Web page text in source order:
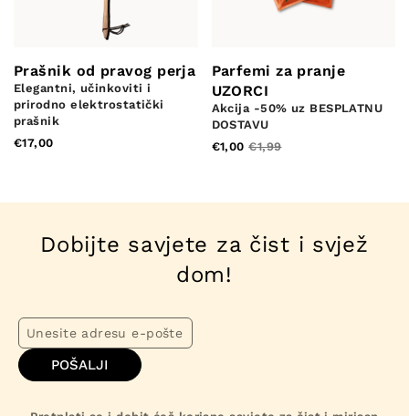
Prašnik od pravog perja
Elegantni, učinkoviti i
prirodno elektrostatički
prašnik
€17,00
Parfemi za pranje
UZORCI
Akcija -50% uz BESPLATNU
DOSTAVU
€1,00 €1,99
Dobijte savjete za čist i svjež
dom!
POŠALJI